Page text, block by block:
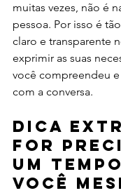
muitas vezes, não é
pessoa. Por isso é
claro e transparente
exprimir as suas
você compreendeu
com a conversa.
Dica
for
um
você